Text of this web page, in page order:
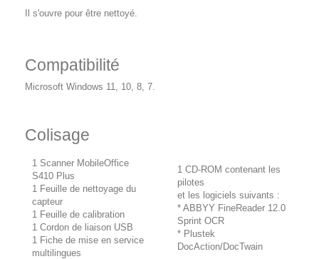
Il s'ouvre pour être nettoyé.
Compatibilité
Microsoft Windows 11, 10, 8, 7.
Colisage
1 Scanner MobileOffice
S410 Plus
1 Feuille de nettoyage du
capteur
1 Feuille de calibration
1 Cordon de liaison USB
1 Fiche de mise en service
multilingues
1 CD-ROM contenant les
pilotes
et les logiciels suivants :
* ABBYY FineReader 12.0
Sprint OCR
* Plustek
DocAction/DocTwain